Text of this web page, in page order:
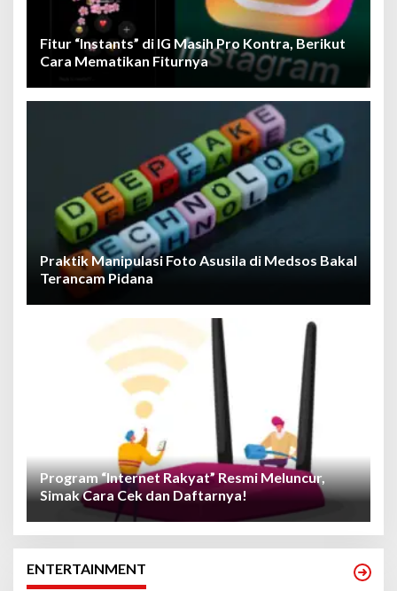
Fitur “Instants” di IG Masih Pro Kontra, Berikut
Cara Mematikan Fiturnya
Praktik Manipulasi Foto Asusila di Medsos Bakal
Terancam Pidana
Program “Internet Rakyat” Resmi Meluncur,
Simak Cara Cek dan Daftarnya!
ENTERTAINMENT